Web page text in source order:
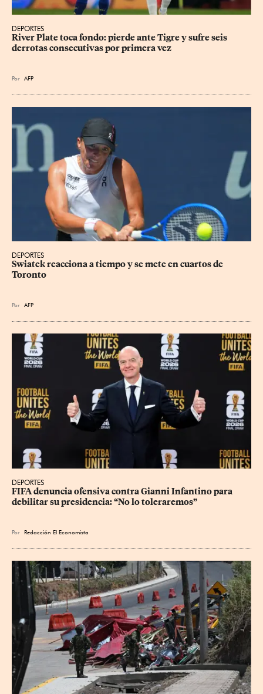
DEPORTES
River Plate toca fondo: pierde ante Tigre y sufre seis
derrotas consecutivas por primera vez
Por AFP
DEPORTES
Swiatek reacciona a tiempo y se mete en cuartos de
Toronto
Por AFP
DEPORTES
FIFA denuncia ofensiva contra Gianni Infantino para
debilitar su presidencia: “No lo toleraremos”
Por Redacción El Economista